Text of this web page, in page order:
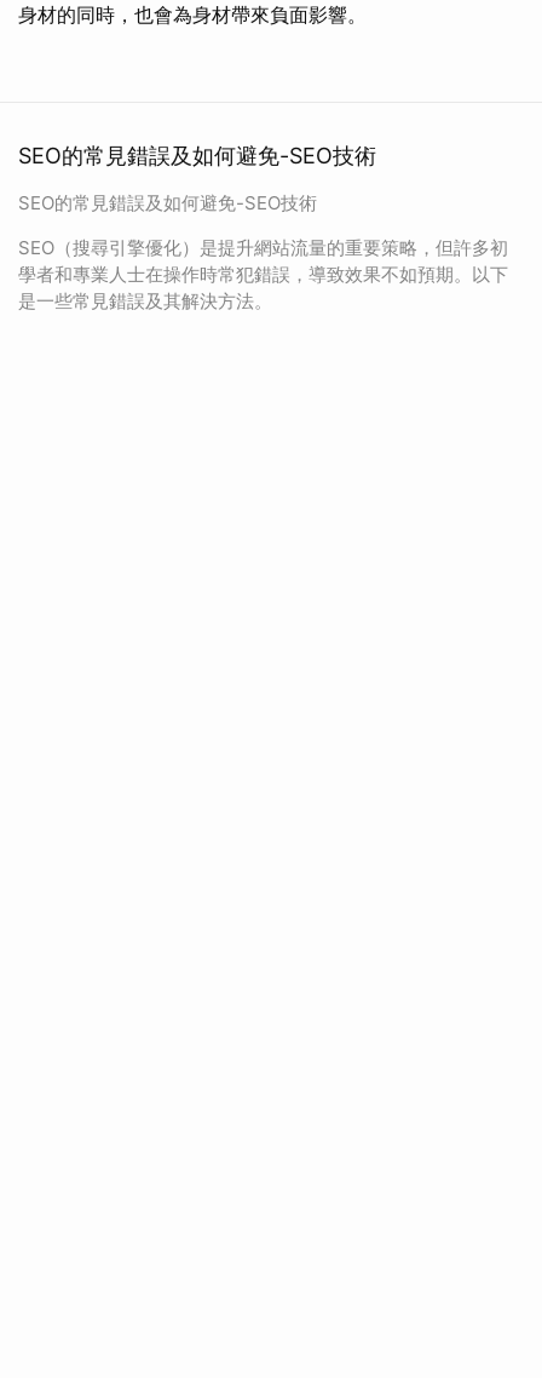
身材的同時，也會為身材帶來負面影響。
SEO的常見錯誤及如何避免-SEO技術
SEO的常見錯誤及如何避免-SEO技術
SEO（搜尋引擎優化）是提升網站流量的重要策略，但許多初
學者和專業人士在操作時常犯錯誤，導致效果不如預期。以下
是一些常見錯誤及其解決方法。